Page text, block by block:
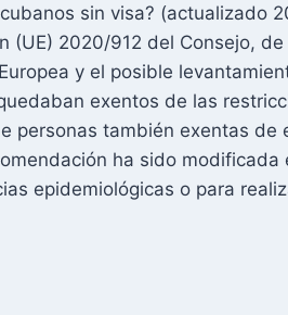
sin visa? (actualizado
(UE) 2020/912 del Consejo,
y el posible
exentos de las
personas también exentas de
ha sido modificada
epidemiológicas o para